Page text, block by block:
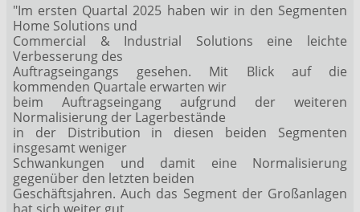
"Im ersten Quartal 2025 haben wir in den Segmenten
Home Solutions und
Commercial & Industrial Solutions eine leichte
Verbesserung des
Auftragseingangs gesehen. Mit Blick auf die
kommenden Quartale erwarten wir
beim Auftragseingang aufgrund der weiteren
Normalisierung der Lagerbestände
in der Distribution in diesen beiden Segmenten
insgesamt weniger
Schwankungen und damit eine Normalisierung
gegenüber den letzten beiden
Geschäftsjahren. Auch das Segment der Großanlagen